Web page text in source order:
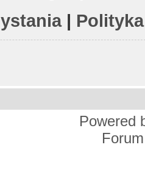
|
Powered